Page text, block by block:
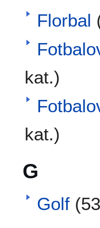
Florbal
kat.)
kat.)
G
Golf